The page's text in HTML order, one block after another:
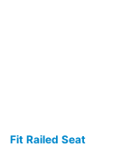
Fit Railed Seat